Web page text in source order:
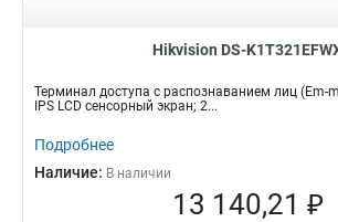
Hikvision DS-
Терминал доступа с распознаванием лиц (Em-
IPS LCD сенсорный экран; 2...
Подробнее
Наличие: В наличии
13 140,21 ₽